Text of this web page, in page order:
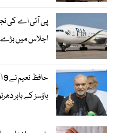
پی آئی اے کی
اجلاس میں
ہاؤسز کے باہر